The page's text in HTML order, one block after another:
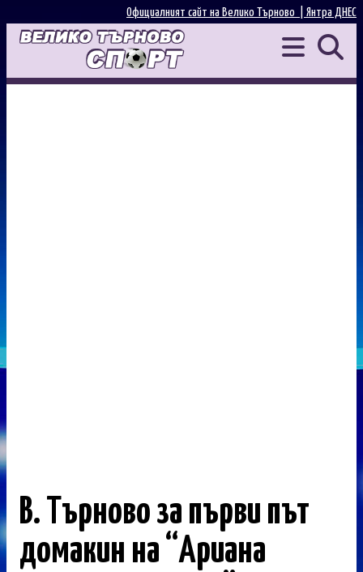
Янтра ДНЕС
Официалният сайт на Велико Търново |
В. Търново за първи път
домакин на “Ариана